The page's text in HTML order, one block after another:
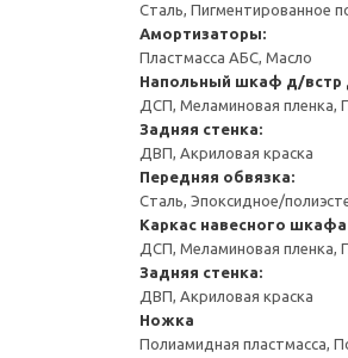
Сталь, Пигментированное
Амортизаторы:
Пластмасса АБС, Масло
Напольный шкаф д/встр
ДСП, Меламиновая пленка,
Задняя стенка:
ДВП, Акриловая краска
Передняя обвязка:
Сталь, Эпоксидное/
Каркас навесного шкафа
ДСП, Меламиновая пленка,
Задняя стенка:
ДВП, Акриловая краска
Ножка
Полиамидная пластмасса,